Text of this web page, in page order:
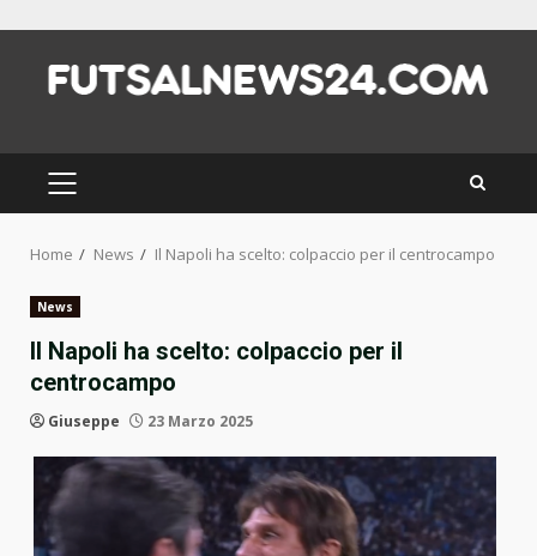
content
PRIMARY
MENU
Home News Il Napoli ha scelto: colpaccio per il centrocampo
News
Il Napoli ha scelto: colpaccio per il
centrocampo
Giuseppe 23 Marzo 2025